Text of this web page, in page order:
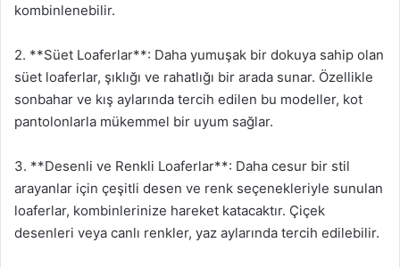
kombinlenebilir.
2. **Süet Loaferlar**: Daha yumuşak bir dokuya sahip olan
süet loaferlar, şıklığı ve rahatlığı bir arada sunar. Özellikle
sonbahar ve kış aylarında tercih edilen bu modeller, kot
pantolonlarla mükemmel bir uyum sağlar.
3. **Desenli ve Renkli Loaferlar**: Daha cesur bir stil
arayanlar için çeşitli desen ve renk seçenekleriyle sunulan
loaferlar, kombinlerinize hareket katacaktır. Çiçek
desenleri veya canlı renkler, yaz aylarında tercih edilebilir.